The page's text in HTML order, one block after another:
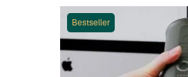
Bestseller